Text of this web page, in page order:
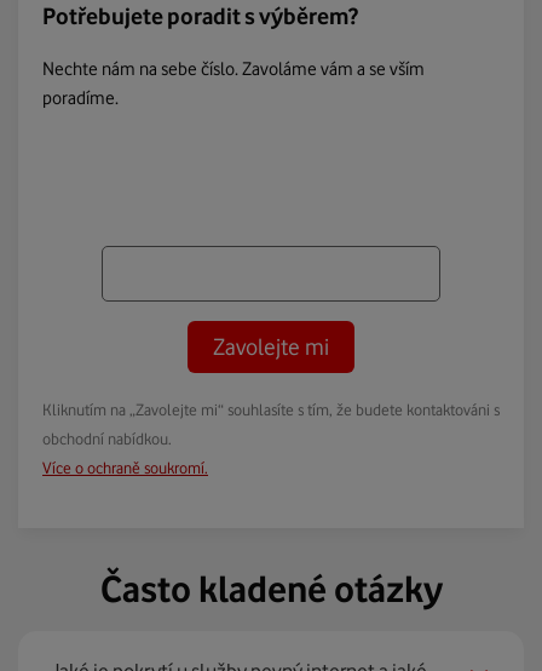
Potřebujete poradit s výběrem?
Nechte nám na sebe číslo. Zavoláme vám a se vším
poradíme.
Zavolejte mi
Kliknutím na „Zavolejte mi“ souhlasíte s tím, že budete kontaktováni s
obchodní nabídkou.
Více o ochraně soukromí.
Často kladené otázky